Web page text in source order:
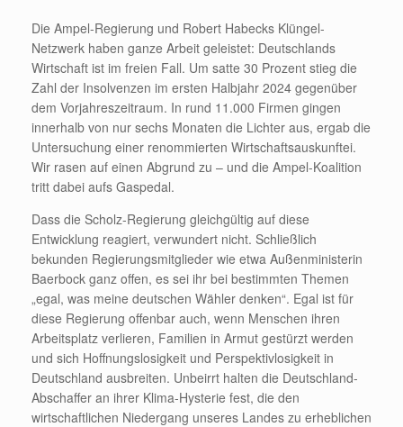
Die Ampel-Regierung und Robert Habecks Klüngel-
Netzwerk haben ganze Arbeit geleistet: Deutschlands
Wirtschaft ist im freien Fall. Um satte 30 Prozent stieg die
Zahl der Insolvenzen im ersten Halbjahr 2024 gegenüber
dem Vorjahreszeitraum. In rund 11.000 Firmen gingen
innerhalb von nur sechs Monaten die Lichter aus, ergab die
Untersuchung einer renommierten Wirtschaftsauskunftei.
Wir rasen auf einen Abgrund zu – und die Ampel-Koalition
tritt dabei aufs Gaspedal.
Dass die Scholz-Regierung gleichgültig auf diese
Entwicklung reagiert, verwundert nicht. Schließlich
bekunden Regierungsmitglieder wie etwa Außenministerin
Baerbock ganz offen, es sei ihr bei bestimmten Themen
„egal, was meine deutschen Wähler denken“. Egal ist für
diese Regierung offenbar auch, wenn Menschen ihren
Arbeitsplatz verlieren, Familien in Armut gestürzt werden
und sich Hoffnungslosigkeit und Perspektivlosigkeit in
Deutschland ausbreiten. Unbeirrt halten die Deutschland-
Abschaffer an ihrer Klima-Hysterie fest, die den
wirtschaftlichen Niedergang unseres Landes zu erheblichen